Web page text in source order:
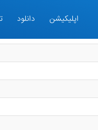
اپلیکیشن دانلود